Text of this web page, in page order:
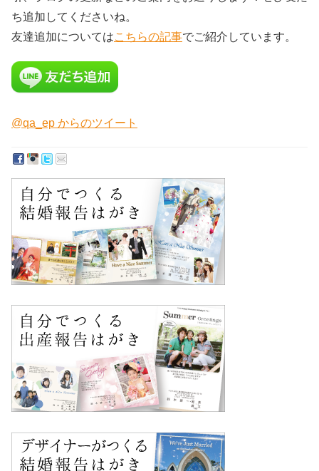
ち追加してくださいね。
友達追加についてはこちらの記事でご紹介しています。
@qa_ep からのツイート